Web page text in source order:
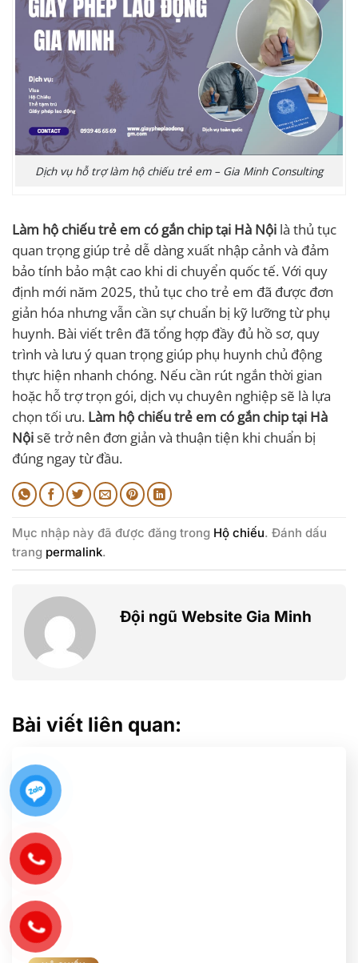
Dịch vụ hỗ trợ làm hộ chiếu trẻ em – Gia Minh Consulting
Làm hộ chiếu trẻ em có gắn chip tại Hà Nội là thủ tục
quan trọng giúp trẻ dễ dàng xuất nhập cảnh và đảm
bảo tính bảo mật cao khi di chuyển quốc tế. Với quy
định mới năm 2025, thủ tục cho trẻ em đã được đơn
giản hóa nhưng vẫn cần sự chuẩn bị kỹ lưỡng từ phụ
huynh. Bài viết trên đã tổng hợp đầy đủ hồ sơ, quy
trình và lưu ý quan trọng giúp phụ huynh chủ động
thực hiện nhanh chóng. Nếu cần rút ngắn thời gian
hoặc hỗ trợ trọn gói, dịch vụ chuyên nghiệp sẽ là lựa
chọn tối ưu. Làm hộ chiếu trẻ em có gắn chip tại Hà
Nộisẽ trở nên đơn giản và thuận tiện khi chuẩn bị
đúng ngay từ đầu.
Mục nhập này đã được đăng trong Hộ chiếu. Đánh dấu
trang permalink.
Đội ngũ Website Gia Minh
Bài viết liên quan: